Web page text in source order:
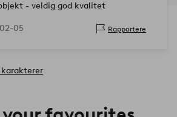
- veldig god kvalitet
05 Rapportere